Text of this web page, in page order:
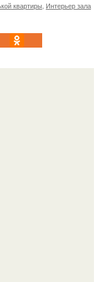
квартиры Интерьер зала